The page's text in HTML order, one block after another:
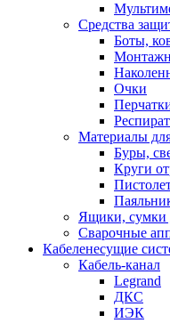
Средства
Боты,
Очки
Материалы
Буры,
Круги
Ящики, сумки
Сварочные
Кабеленесущие
Кабель-канал
Legrand
ДКС
ИЭК